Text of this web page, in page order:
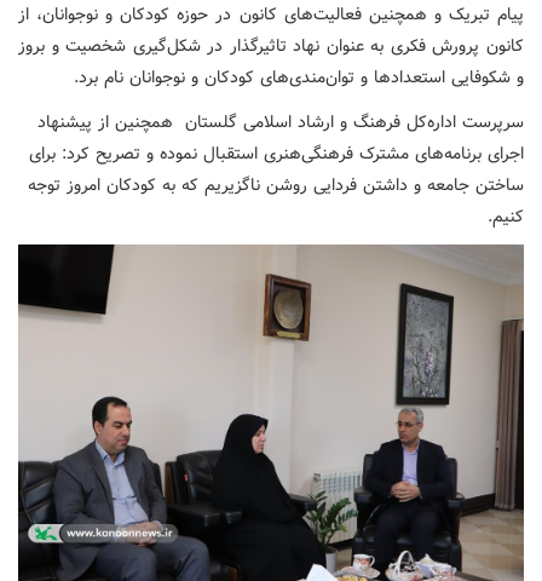
پیام تبریک و همچنین فعالیت‌های کانون در حوزه کودکان و نوجوانان، از
کانون پرورش فکری به عنوان نهاد تاثیرگذار در شکل‌گیری شخصیت و بروز
و شکوفایی استعدادها و توان‌مندی‌های کودکان و نوجوانان نام برد.
سرپرست اداره‌کل فرهنگ و ارشاد اسلامی گلستان همچنین از پیشنهاد
اجرای برنامه‌های مشترک فرهنگی‌هنری استقبال نموده و تصریح کرد: برای
ساختن جامعه و داشتن فردایی روشن ناگزیریم که به کودکان امروز توجه
کنیم.